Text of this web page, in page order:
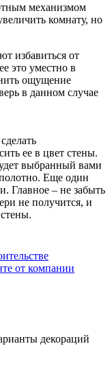
механизмом
комнату, но
избавиться от
это уместно в
ощущение
в данном случае
ее в цвет стены.
выбранный вами
Еще один
Главное – не забыть
не получится, и
от компании